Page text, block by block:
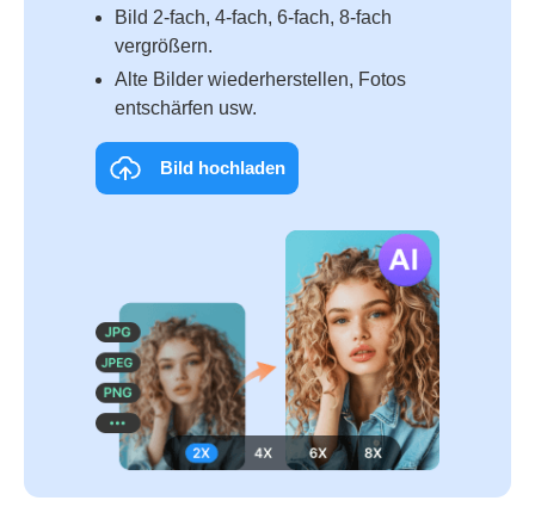
Bild 2‑fach, 4‑fach, 6‑fach, 8‑fach
vergrößern.
Alte Bilder wiederherstellen, Fotos
ent­schärfen usw.
Bild hochladen